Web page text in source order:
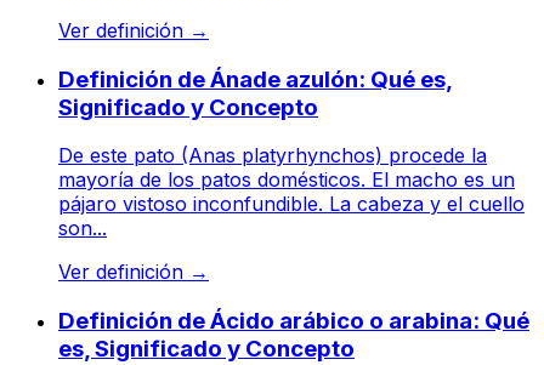
Ver definición →
Definición de Ánade azulón: Qué es,
Significado y Concepto
De este pato (Anas platyrhynchos) procede la
mayoría de los patos domésticos. El macho es un
pájaro vistoso inconfundible. La cabeza y el cuello
son...
Ver definición →
Definición de Ácido arábico o arabina: Qué
es, Significado y Concepto